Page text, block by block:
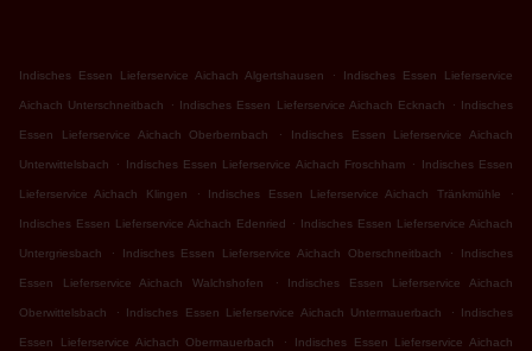
Indisches Essen Lieferservice Aichach Algertshausen . Indisches Essen Lieferservice
Aichach Unterschneitbach . Indisches Essen Lieferservice Aichach Ecknach . Indisches
Essen Lieferservice Aichach Oberbernbach . Indisches Essen Lieferservice Aichach
Unterwittelsbach . Indisches Essen Lieferservice Aichach Froschham . Indisches Essen
Lieferservice Aichach Klingen . Indisches Essen Lieferservice Aichach Tränkmühle .
Indisches Essen Lieferservice Aichach Edenried . Indisches Essen Lieferservice Aichach
Untergriesbach . Indisches Essen Lieferservice Aichach Oberschneitbach . Indisches
Essen Lieferservice Aichach Walchshofen . Indisches Essen Lieferservice Aichach
Oberwittelsbach . Indisches Essen Lieferservice Aichach Untermauerbach . Indisches
Essen Lieferservice Aichach Obermauerbach . Indisches Essen Lieferservice Aichach